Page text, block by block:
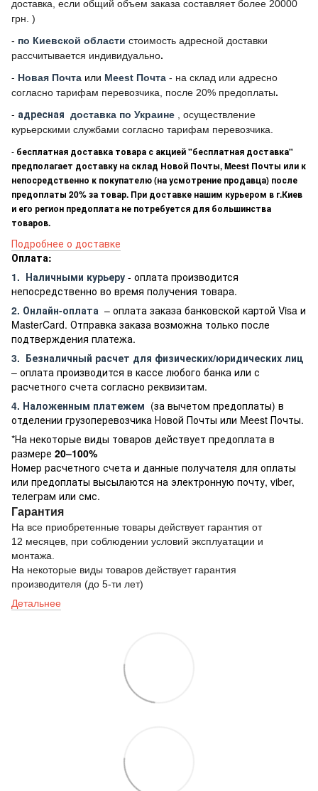
доставка, если общий объем заказа составляет более 20000
грн. )
- по Киевской области стоимость адресной доставки
рассчитывается индивидуально.
- Новая Почта или Meest Почта - на склад или адресно
согласно тарифам перевозчика, после 20% предоплаты.
- адресная доставка по Украине
, осуществление
курьерскими службами согласно тарифам перевозчика.
- бесплатная доставка товара с акцией "бесплатная доставка"
предполагает доставку на склад Новой Почты, Meest Почты или к
непосредственно к покупателю (на усмотрение продавца) после
предоплаты 20% за товар. При доставке нашим курьером в г.Киев
и его регион предоплата не потребуется для большинства
товаров.
Подробнее о доставке
Оплата:
1. Наличными курьеру - оплата производится
непосредственно во время получения товара.
2. Онлайн-оплата – оплата заказа банковской картой Visa и
MasterCard. Отправка заказа возможна только после
подтверждения платежа.
3. Безналичный расчет для физических/юридических лиц
– оплата производится в кассе любого банка или с
расчетного счета согласно реквизитам.
4. Наложенным платежем (за вычетом предоплаты) в
отделении грузоперевозчика Новой Почты или Meest Почты.
*На некоторые виды товаров действует предоплата в
размере 20–100%
Номер расчетного счета и данные получателя для оплаты
или предоплаты высылаются на электронную почту, viber,
телеграм или смс.
Гарантия
На все приобретенные товары действует гарантия от
12 месяцев, при соблюдении условий эксплуатации и
монтажа.
На некоторые виды товаров действует гарантия
производителя (до 5-ти лет)
Детальнее